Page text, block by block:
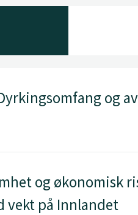
og
og økonomisk
vekt på Innlandet